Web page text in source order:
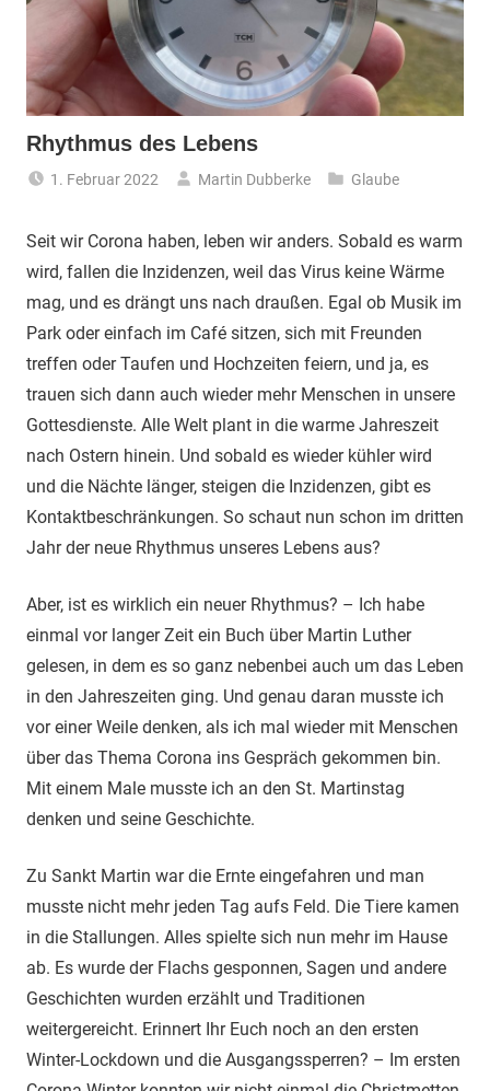
Rhythmus des Lebens
1. Februar 2022 Martin Dubberke Glaube
Seit wir Corona haben, leben wir anders. Sobald es warm
wird, fallen die Inzidenzen, weil das Virus keine Wärme
mag, und es drängt uns nach draußen. Egal ob Musik im
Park oder einfach im Café sitzen, sich mit Freunden
treffen oder Taufen und Hochzeiten feiern, und ja, es
trauen sich dann auch wieder mehr Menschen in unsere
Gottesdienste. Alle Welt plant in die warme Jahreszeit
nach Ostern hinein. Und sobald es wieder kühler wird
und die Nächte länger, steigen die Inzidenzen, gibt es
Kontaktbeschränkungen. So schaut nun schon im dritten
Jahr der neue Rhythmus unseres Lebens aus?
Aber, ist es wirklich ein neuer Rhythmus? – Ich habe
einmal vor langer Zeit ein Buch über Martin Luther
gelesen, in dem es so ganz nebenbei auch um das Leben
in den Jahreszeiten ging. Und genau daran musste ich
vor einer Weile denken, als ich mal wieder mit Menschen
über das Thema Corona ins Gespräch gekommen bin.
Mit einem Male musste ich an den St. Martinstag
denken und seine Geschichte.
Zu Sankt Martin war die Ernte eingefahren und man
musste nicht mehr jeden Tag aufs Feld. Die Tiere kamen
in die Stallungen. Alles spielte sich nun mehr im Hause
ab. Es wurde der Flachs gesponnen, Sagen und andere
Geschichten wurden erzählt und Traditionen
weitergereicht. Erinnert Ihr Euch noch an den ersten
Winter-Lockdown und die Ausgangssperren? – Im ersten